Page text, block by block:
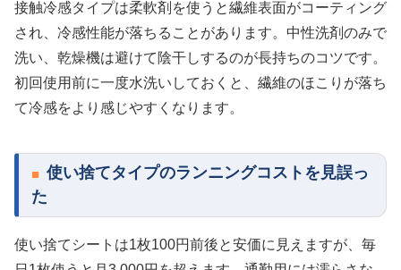
接触冷感タイプは柔軟剤を使うと繊維表面がコーティング
され、冷感性能が落ちることがあります。中性洗剤のみで
洗い、乾燥機は避けて陰干しするのが長持ちのコツです。
初回使用前に一度水洗いしておくと、繊維のほこりが落ち
て冷感をより感じやすくなります。
使い捨てタイプのランニングコストを見誤っ
た
使い捨てシートは1枚100円前後と安価に見えますが、毎